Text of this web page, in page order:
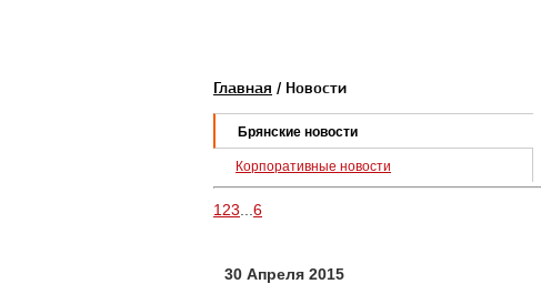
Главная / Новости
Брянские новости
Корпоративные новости
1 23 6
30 Апреля 2015